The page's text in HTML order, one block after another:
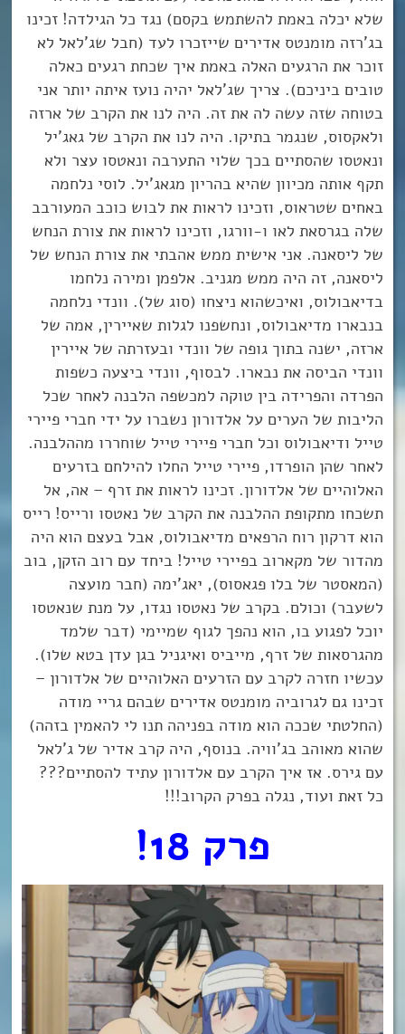
שלא יכלה באמת להשתמש בקסם) נגד כל הגילדה! זכינו
בג’רזה מומנטס אדירים שייזכרו לעד (חבל שג’לאל לא
זוכר את הרגעים האלה באמת איך שכחת רגעים כאלה
טובים ביניכם). צריך שג’לאל יהיה נועז איתה יותר אני
בטוחה שזה עשה לה את זה. היה לנו את הקרב של ארזה
ולאקסוס, שנגמר בתיקו. היה לנו את הקרב של גאג’יל
ונאטסו שהסתיים בכך שלוי התערבה ונאטסו עצר ולא
תקף אותה מכיוון שהיא בהריון מגאג’יל. לוסי נלחמה
באחים שטראוס, וזכינו לראות את לבוש כוכב המעורבב
שלה בגרסאת לאו ו-וורגו, וזכינו לראות את צורת הנחש
של ליסאנה. אני אישית ממש אהבתי את צורת הנחש של
ליסאנה, זה היה ממש מגניב. אלפמן ומירה נלחמו
בדיאבולוס, ואיכשהוא ניצחו (סוג של). וונדי נלחמה
בנבארו מדיאבולוס, ונחשפנו לגלות שאיירין, אמה של
ארזה, ישנה בתוך גופה של וונדי ובעזרתה של איירין
וונדי הביסה את נבארו. לבסוף, וונדי ביצעה כשפות
הפרדה והפרידה בין טוקה למכשפה הלבנה לאחר שכל
הליבות של הערים על אלדורון נשברו על ידי חברי פיירי
טייל ודיאבולוס וכל חברי פיירי טייל שוחררו מההלבנה.
לאחר שהן הופרדו, פיירי טייל החלו להילחם בזרעים
האלוהיים של אלדורון. זכינו לראות את זרף – אה, אל
תשכחו מתקופת ההלבנה את הקרב של נאטסו ורייס! רייס
הוא דרקון רוח הרפאים מדיאבולוס, אבל בעצם הוא היה
מהדור של מקארוב בפיירי טייל! ביחד עם רוב הזקן, בוב
(המאסטר של בלו פגאסוס), יאג’ימה (חבר מועצה
לשעבר) וכולם. בקרב של נאטסו נגדו, על מנת שנאטסו
יוכל לפגוע בו, הוא נהפך לגוף שמיימי (דבר שלמד
מהגרסאות של זרף, מייביס ואיגניל בגן עדן בטא שלו).
עכשיו חזרה לקרב עם הזרעים האלוהיים של אלדורון –
זכינו גם לגרוביה מומנטס אדירים שבהם גריי מודה
(החלטתי שככה הוא מודה בפניהה תנו לי להאמין בזהה)
שהוא מאוהב בג’וויה. בנוסף, היה קרב אדיר של ג’לאל
עם גירס. אז איך הקרב עם אלדורון עתיד להסתיים???
כל זאת ועוד, נגלה בפרק הקרוב!!!
פרק 18!